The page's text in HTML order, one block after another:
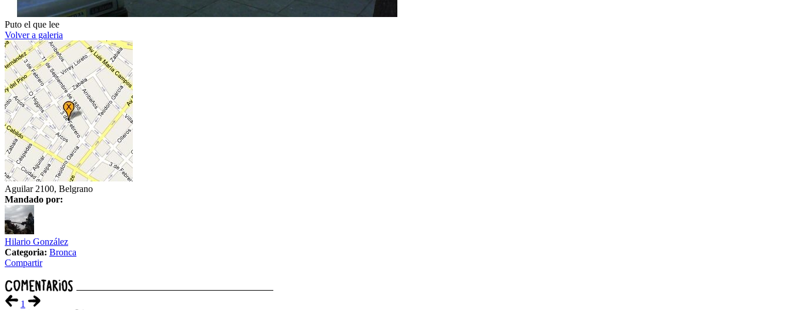
Puto el que lee
Volver a galeria
Aguilar 2100, Belgrano
Mandado por:
Hilario González
Categoria: Bronca
Compartir
1